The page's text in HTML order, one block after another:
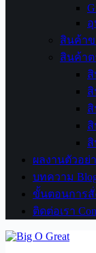
สินค้า
สินค้า
สิ
สิ
สิ
สิ
ผลงานตัวอย่
บทความ
ขั้นตอนการสั่
ติดต่อเรา